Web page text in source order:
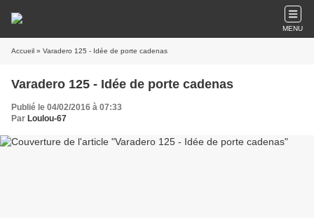
MENU
Accueil » Varadero 125 - Idée de porte cadenas
Varadero 125 - Idée de porte cadenas
Publié le 04/02/2016 à 07:33
Par Loulou-67